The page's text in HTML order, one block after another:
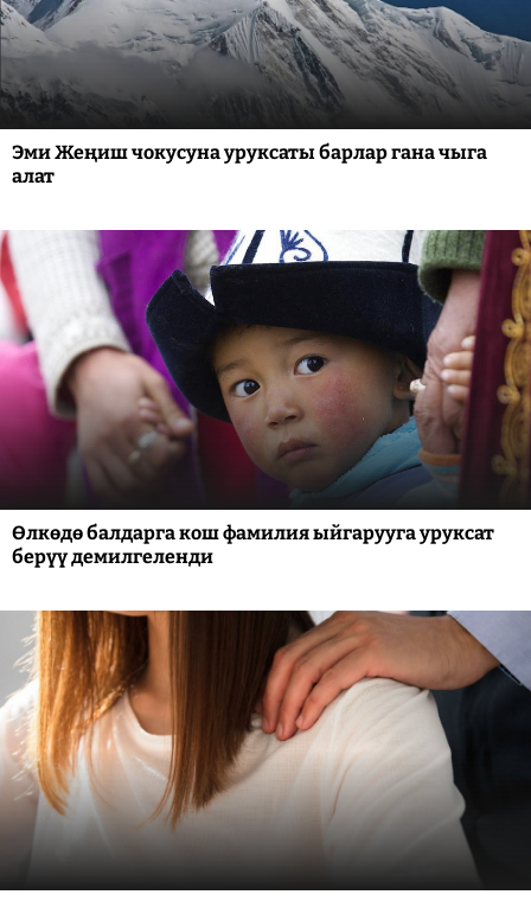
Эми Жеңиш чокусуна уруксаты барлар гана чыга
алат
Өлкөдө балдарга кош фамилия ыйгарууга уруксат
берүү демилгеленди